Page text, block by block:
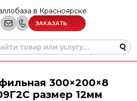
ЗАКАЗАТЬ
300×200×8
размер 12мм